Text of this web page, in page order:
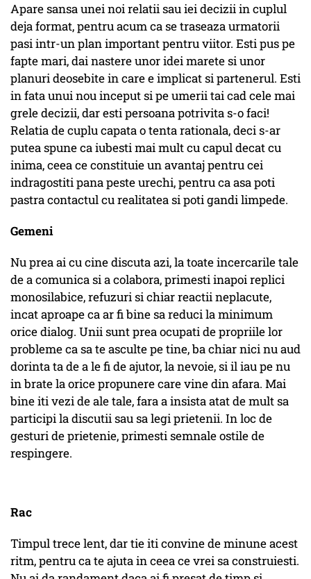
Apare sansa unei noi relatii sau iei decizii in cuplul
deja format, pentru acum ca se traseaza urmatorii
pasi intr-un plan important pentru viitor. Esti pus pe
fapte mari, dai nastere unor idei marete si unor
planuri deosebite in care e implicat si partenerul. Esti
in fata unui nou inceput si pe umerii tai cad cele mai
grele decizii, dar esti persoana potrivita s-o faci!
Relatia de cuplu capata o tenta rationala, deci s-ar
putea spune ca iubesti mai mult cu capul decat cu
inima, ceea ce constituie un avantaj pentru cei
indragostiti pana peste urechi, pentru ca asa poti
pastra contactul cu realitatea si poti gandi limpede.
Gemeni
Nu prea ai cu cine discuta azi, la toate incercarile tale
de a comunica si a colabora, primesti inapoi replici
monosilabice, refuzuri si chiar reactii neplacute,
incat aproape ca ar fi bine sa reduci la minimum
orice dialog. Unii sunt prea ocupati de propriile lor
probleme ca sa te asculte pe tine, ba chiar nici nu aud
dorinta ta de a le fi de ajutor, la nevoie, si il iau pe nu
in brate la orice propunere care vine din afara. Mai
bine iti vezi de ale tale, fara a insista atat de mult sa
participi la discutii sau sa legi prietenii. In loc de
gesturi de prietenie, primesti semnale ostile de
respingere.
Rac
Timpul trece lent, dar tie iti convine de minune acest
ritm, pentru ca te ajuta in ceea ce vrei sa construiesti.